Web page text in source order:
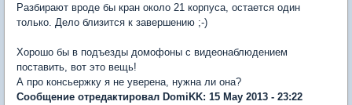
Разбирают вроде бы кран около 21 корпуса, остается один
только. Дело близится к завершению ;-)
Хорошо бы в подъезды домофоны с видеонаблюдением
поставить, вот это вещь!
А про консьержку я не уверена, нужна ли она?
Сообщение отредактировал DomiKK: 15 May 2013 - 23:22